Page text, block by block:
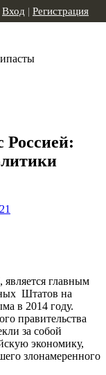
Вход | Регистрация
Россией:
главным
Штатов на
в 2014 году.
правительства
за собой
экономику,
злонамеренного